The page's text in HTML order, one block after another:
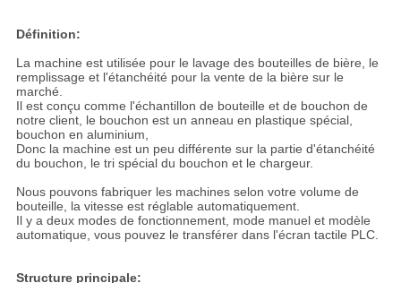
Définition:
La machine est utilisée pour le lavage des bouteilles de bière, le
remplissage et l'étanchéité pour la vente de la bière sur le
marché.
Il est conçu comme l'échantillon de bouteille et de bouchon de
notre client, le bouchon est un anneau en plastique spécial,
bouchon en aluminium,
Donc la machine est un peu différente sur la partie d'étanchéité
du bouchon, le tri spécial du bouchon et le chargeur.
Nous pouvons fabriquer les machines selon votre volume de
bouteille, la vitesse est réglable automatiquement.
Il y a deux modes de fonctionnement, mode manuel et modèle
automatique, vous pouvez le transférer dans l'écran tactile PLC.
Structure principale: